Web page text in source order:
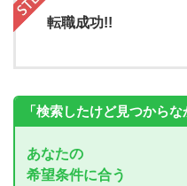
転職成功!!
「検索したけど見つからな
あなたの
希望条件に合う